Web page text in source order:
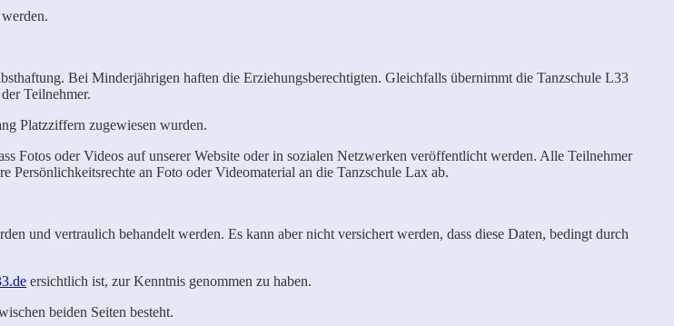
Bei Minderjährigen haften die Erziehungsberechtigten. Gleichfalls übernimmt die Tanzschule L33
Teilnehmer.
Platzziffern zugewiesen wurden.
Fotos oder Videos auf unserer Website oder in sozialen Netzwerken veröffentlicht werden. Alle Teilnehmer
Persönlichkeitsrechte an Foto oder Videomaterial an die Tanzschule Lax ab.
und vertraulich behandelt werden. Es kann aber nicht versichert werden, dass diese Daten, bedingt durch
ersichtlich ist, zur Kenntnis genommen zu haben.
beiden Seiten besteht.